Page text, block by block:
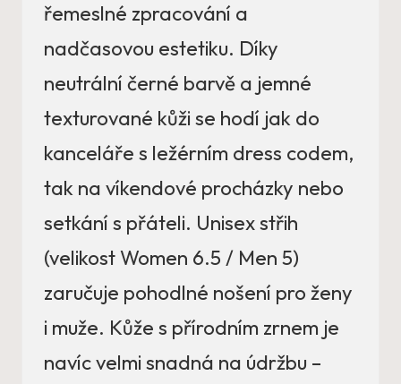
řemeslné zpracování a
nadčasovou estetiku. Díky
neutrální černé barvě a jemné
texturované kůži se hodí jak do
kanceláře s ležérním dress codem,
tak na víkendové procházky nebo
setkání s přáteli. Unisex střih
(velikost Women 6.5 / Men 5)
zaručuje pohodlné nošení pro ženy
i muže. Kůže s přírodním zrnem je
navíc velmi snadná na údržbu –